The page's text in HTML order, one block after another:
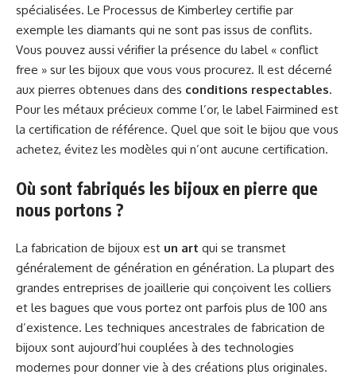
spécialisées. Le Processus de Kimberley certifie par
exemple les diamants qui ne sont pas issus de conflits.
Vous pouvez aussi vérifier la présence du label « conflict
free » sur les bijoux que vous vous procurez. Il est décerné
aux pierres obtenues dans des conditions respectables.
Pour les métaux précieux comme l’or, le label Fairmined est
la certification de référence. Quel que soit le bijou que vous
achetez, évitez les modèles qui n’ont aucune certification.
Où sont fabriqués les bijoux en pierre que
nous portons ?
La fabrication de bijoux est un art qui se transmet
généralement de génération en génération. La plupart des
grandes entreprises de joaillerie qui conçoivent les colliers
et les bagues que vous portez ont parfois plus de 100 ans
d’existence. Les techniques ancestrales de fabrication de
bijoux sont aujourd’hui couplées à des technologies
modernes pour donner vie à des créations plus originales.